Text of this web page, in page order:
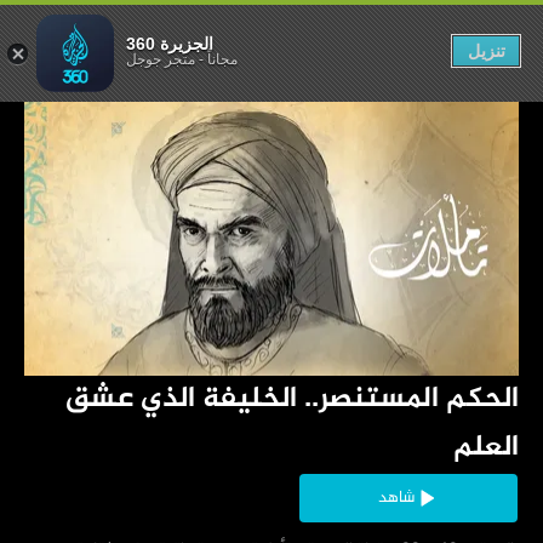
العلم
شاهد
الذي عشق العلم
الجزيرة 360
مجاناً-متجر جوجل تنزيل